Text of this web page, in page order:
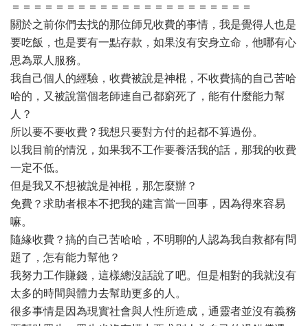
＝＝＝＝＝＝＝＝＝＝＝＝＝＝＝＝＝＝＝＝＝＝
關於之前你們去找的那位師兄收費的事情，我是覺得人也是
要吃飯，也是要有一點存款，如果沒有安身立命，他哪有心
思為眾人服務。
我自己個人的經驗，收費被說是神棍，不收費搞的自己苦哈
哈的，又被說當個老師連自己都窮死了，能有什麼能力幫
人？
所以要不要收費？我想只要對方付的起都不算過份。
以我目前的情況，如果我不工作要養活我的話，那我的收費
一定不低。
但是我又不想被說是神棍，那怎麼辦？
免費？求助者根本不把我的建言當一回事，因為得來容易
嘛。
隨緣收費？搞的自己苦哈哈，不明聊的人認為我自救都有問
題了，怎有能力幫他？
我努力工作賺錢，這樣總沒話說了吧。但是相對的我就沒有
太多的時間與體力去幫助更多的人。
很多事情是因為現實社會與人性所造成，通靈者並沒有義務